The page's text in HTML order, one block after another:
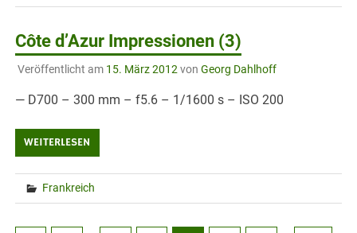
Côte d’Azur Impressionen (3)
Veröffentlicht am 15. März 2012 von Georg Dahlhoff
— D700 – 300 mm – f5.6 – 1/1600 s – ISO 200
WEITERLESEN
Frankreich